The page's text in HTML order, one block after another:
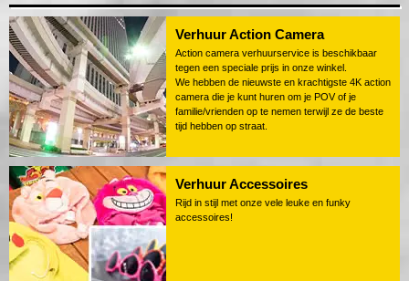
Verhuur Action Camera
Action camera verhuurservice is beschikbaar
tegen een speciale prijs in onze winkel.
We hebben de nieuwste en krachtigste 4K action
camera die je kunt huren om je POV of je
familie/vrienden op te nemen terwijl ze de beste
tijd hebben op straat.
Verhuur Accessoires
Rijd in stijl met onze vele leuke en funky
accessoires!